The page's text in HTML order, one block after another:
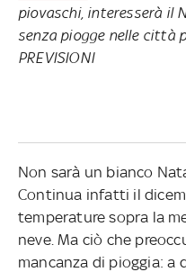
piovaschi, interesserà il
senza piogge nelle città
PREVISIONI
Non sarà un bianco
Continua infatti il
temperature sopra la
neve. Ma ciò che
mancanza di pioggia: a